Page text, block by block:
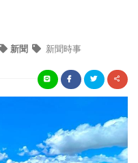
新聞 新聞時事